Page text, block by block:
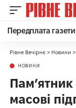
Передплата газети
Рівне Вечірнє > Новини >
НОВИНИ
масові